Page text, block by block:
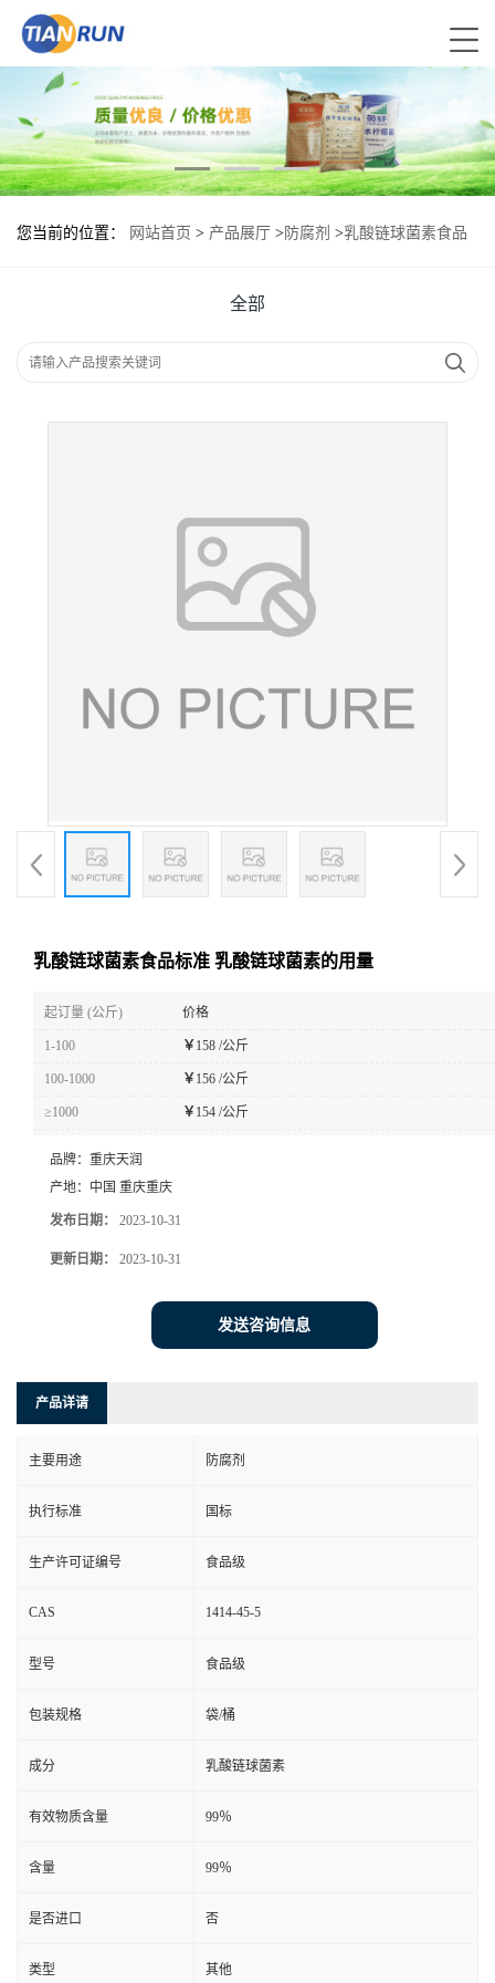
您当前的位置： 网站首页 > 产品展厅 >防腐剂 >乳酸链球菌素食品
全部
乳酸链球菌素食品标准 乳酸链球菌素的用量
起订量 (公斤) 价格
1-100 ￥158 /公斤
100-1000 ￥156 /公斤
≥1000 ￥154 /公斤
品牌： 重庆天润
产地： 中国 重庆重庆
发布日期： 2023-10-31
更新日期： 2023-10-31
发送咨询信息
产品详请
主要用途 防腐剂
执行标准 国标
生产许可证编号 食品级
CAS 1414-45-5
型号 食品级
包装规格 袋/桶
成分 乳酸链球菌素
有效物质含量 99％
含量 99％
是否进口 否
类型 其他